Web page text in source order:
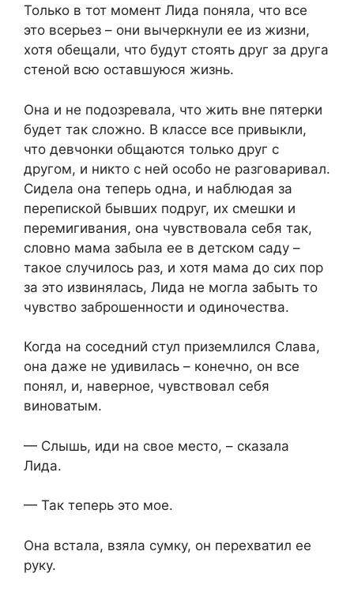
Только в тот момент Лида поняла, что все
это всерьез – они вычеркнули ее из жизни,
хотя обещали, что будут стоять друг за друга
стеной всю оставшуюся жизнь.
Она и не подозревала, что жить вне пятерки
будет так сложно. В классе все привыкли,
что девчонки общаются только друг с
другом, и никто с ней особо не разговаривал.
Сидела она теперь одна, и наблюдая за
перепиской бывших подруг, их смешки и
перемигивания, она чувствовала себя так,
словно мама забыла ее в детском саду –
такое случилось раз, и хотя мама до сих пор
за это извинялась, Лида не могла забыть то
чувство заброшенности и одиночества.
Когда на соседний стул приземлился Слава,
она даже не удивилась – конечно, он все
понял, и, наверное, чувствовал себя
виноватым.
— Слышь, иди на свое место, – сказала
Лида.
— Так теперь это мое.
Она встала, взяла сумку, он перехватил ее
руку.